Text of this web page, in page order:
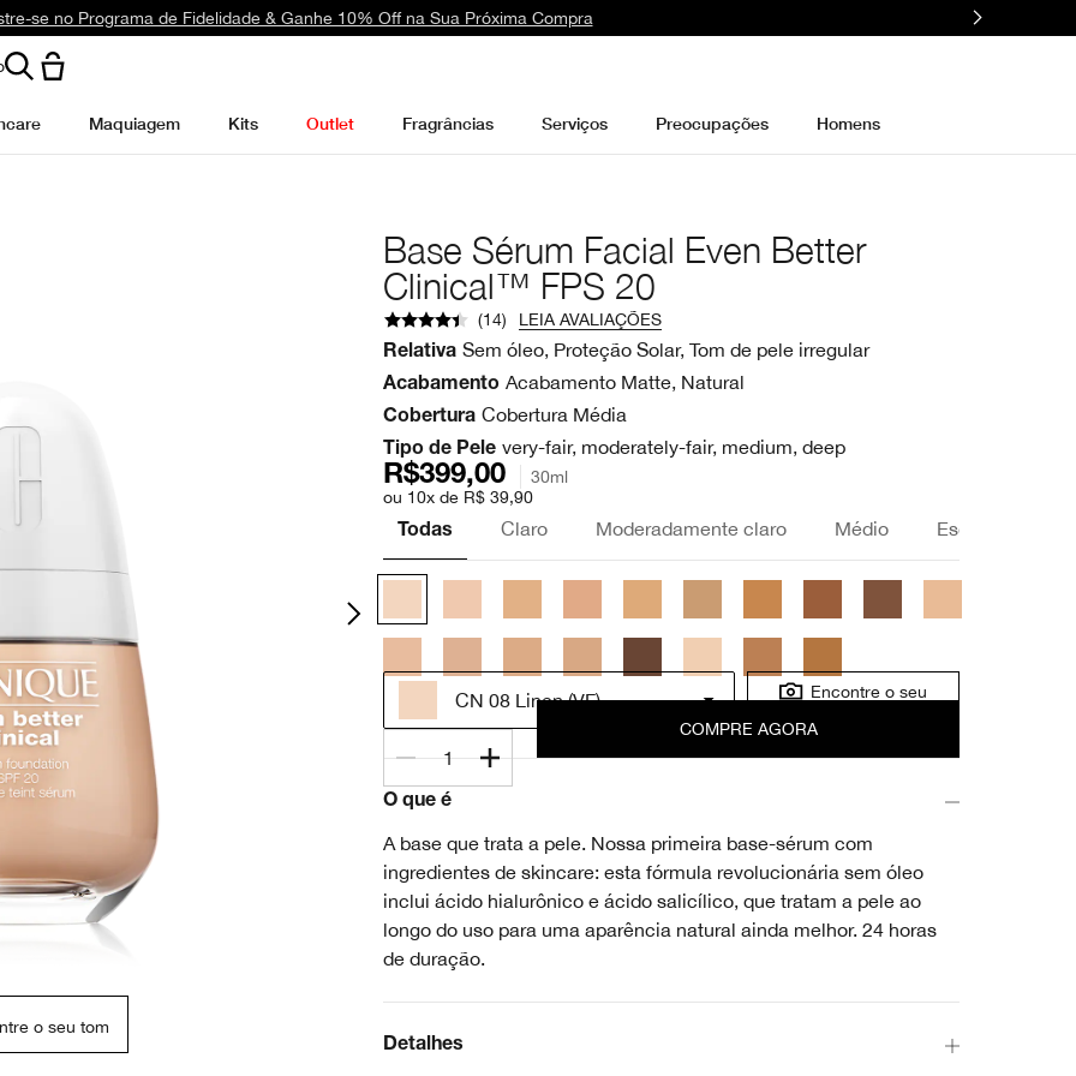
se no Programa de Fidelidade & Ganhe 10% Off na Sua Próxima Compra
Maquiagem Kits Outlet Fragrâncias Serviços Preocupações Homens
o seu tom
Base Sérum Facial Even Better
Clinical™ FPS 20
(14)
LEIA AVALIAÇÕES
Relativa Sem óleo, Proteção Solar, Tom de pele irregular
Acabamento Acabamento Matte, Natural
Cobertura Cobertura Média
Tipo de Pele very-fair, moderately-fair, medium, deep
R$399,00
30ml
ou 10x de R$ 39,90
Todas
Claro Moderadamente claro Médio Escuro
CN 08 Linen (VF)
Encontre o seu
1
COMPRE AGORA
O que é
A base que trata a pele. Nossa primeira base-sérum com
ingredientes de skincare: esta fórmula revolucionária sem óleo
inclui ácido hialurônico e ácido salicílico, que tratam a pele ao
longo do uso para uma aparência natural ainda melhor. 24 horas
de duração.
Detalhes